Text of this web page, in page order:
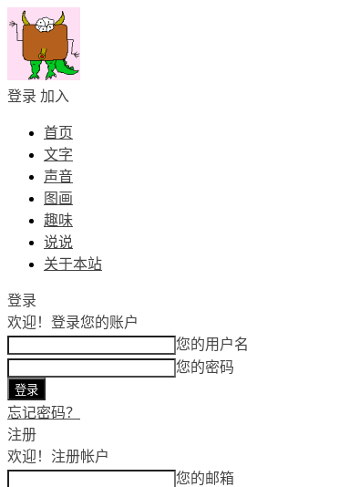
登录 加入
首页
文字
声音
图画
趣味
说说
关于本站
登录
欢迎！ 登录您的账户
您的用户名
您的密码
忘记密码？
注册
欢迎！ 注册帐户
您的邮箱